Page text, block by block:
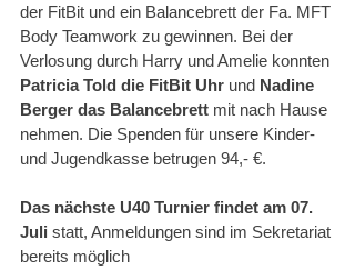
der FitBit und ein Balancebrett der Fa. MFT
Body Teamwork zu gewinnen. Bei der
Verlosung durch Harry und Amelie konnten
Patricia Told die FitBit Uhr und Nadine
Berger das Balancebrett mit nach Hause
nehmen. Die Spenden für unsere Kinder-
und Jugendkasse betrugen 94,- €.
Das nächste U40 Turnier findet am 07.
Juli statt, Anmeldungen sind im Sekretariat
bereits möglich